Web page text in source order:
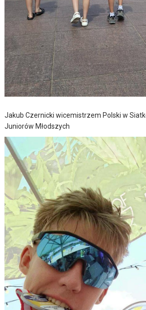
Jakub Czernicki wicemistrzem Polski w
Juniorów Młodszych